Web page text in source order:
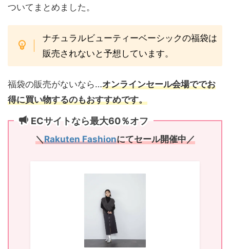
ついてまとめました。
ナチュラルビューティーベーシックの福袋は
販売されないと予想しています。
福袋の販売がないなら…オンラインセール会場ででお
得に買い物するのもおすすめです。
ECサイトなら最大60％オフ
＼Rakuten Fashionにてセール開催中／